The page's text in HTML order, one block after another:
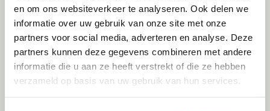
en om ons websiteverkeer te analyseren. Ook delen we
informatie over uw gebruik van onze site met onze
partners voor social media, adverteren en analyse. Deze
partners kunnen deze gegevens combineren met andere
informatie die u aan ze heeft verstrekt of die ze hebben
verzameld op basis van uw gebruik van hun services.
Max
Dieren